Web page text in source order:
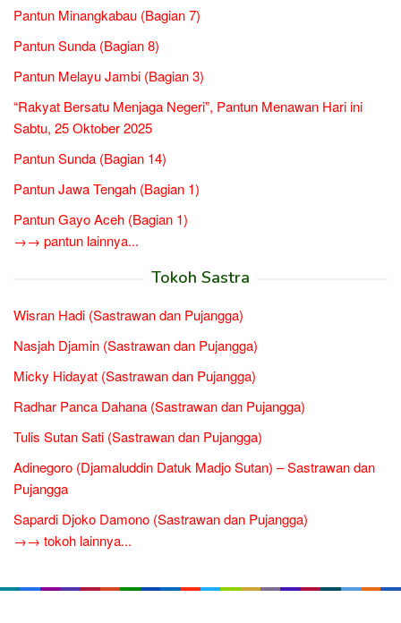
Pantun Minangkabau (Bagian 7)
Pantun Sunda (Bagian 8)
Pantun Melayu Jambi (Bagian 3)
“Rakyat Bersatu Menjaga Negeri”, Pantun Menawan Hari ini
Sabtu, 25 Oktober 2025
Pantun Sunda (Bagian 14)
Pantun Jawa Tengah (Bagian 1)
Pantun Gayo Aceh (Bagian 1)
→→ pantun lainnya...
Tokoh Sastra
Wisran Hadi (Sastrawan dan Pujangga)
Nasjah Djamin (Sastrawan dan Pujangga)
Micky Hidayat (Sastrawan dan Pujangga)
Radhar Panca Dahana (Sastrawan dan Pujangga)
Tulis Sutan Sati (Sastrawan dan Pujangga)
Adinegoro (Djamaluddin Datuk Madjo Sutan) – Sastrawan dan
Pujangga
Sapardi Djoko Damono (Sastrawan dan Pujangga)
→→ tokoh lainnya...